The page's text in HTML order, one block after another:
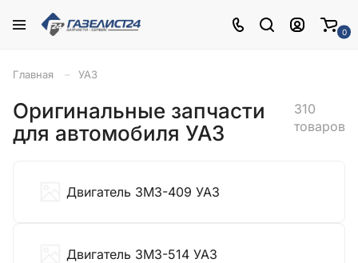
0
Главная УАЗ
Оригинальные запчасти
для автомобиля УАЗ
310
товаров
Двигатель ЗМЗ-409 УАЗ
Двигатель ЗМЗ-514 УАЗ